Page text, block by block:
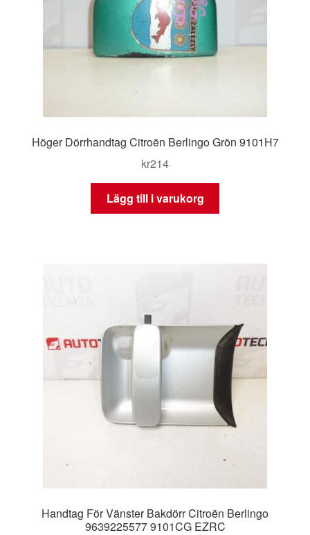
Höger Dörrhandtag Citroën Berlingo Grön 9101H7
kr214
Lägg till i varukorg
Handtag För Vänster Bakdörr Citroën Berlingo
9639225577 9101CG EZRC